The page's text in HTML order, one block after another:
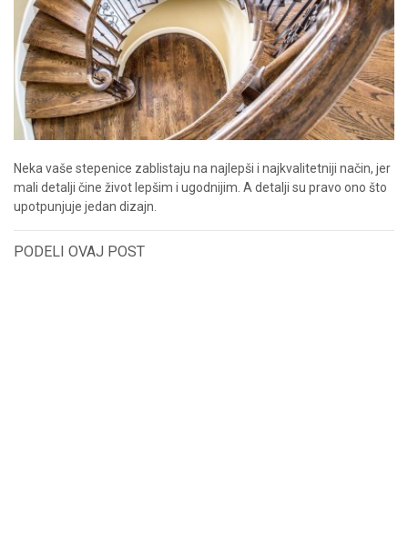
Neka vaše stepenice zablistaju na najlepši i najkvalitetniji način, jer
mali detalji čine život lepšim i ugodnijim. A detalji su pravo ono što
upotpunjuje jedan dizajn.
PODELI OVAJ POST